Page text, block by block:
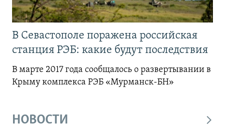
В Севастополе поражена российская
станция РЭБ: какие будут последствия
В марте 2017 года сообщалось о развертывании в
Крыму комплекса РЭБ «Мурманск-БН»
НОВОСТИ